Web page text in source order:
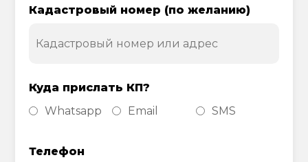
Кадастровый номер (по желанию)
Куда прислать КП?
Whatsapp
Email SMS
Телефон